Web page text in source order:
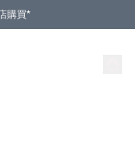
購買*